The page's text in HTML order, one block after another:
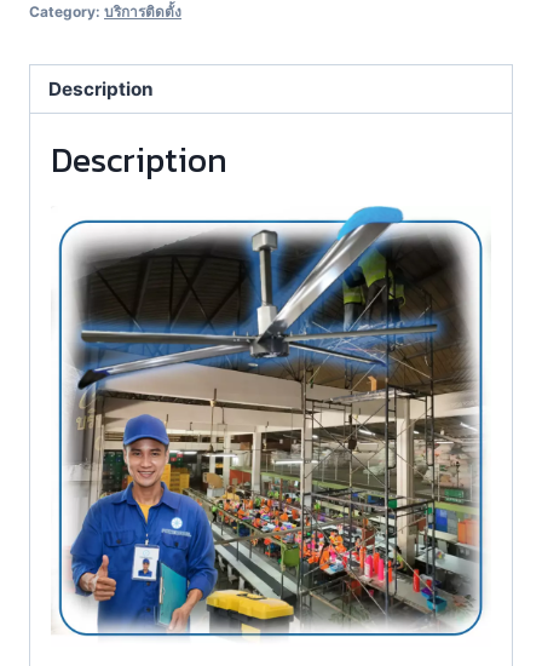
Category: บริการติดตั้ง
Description
Description